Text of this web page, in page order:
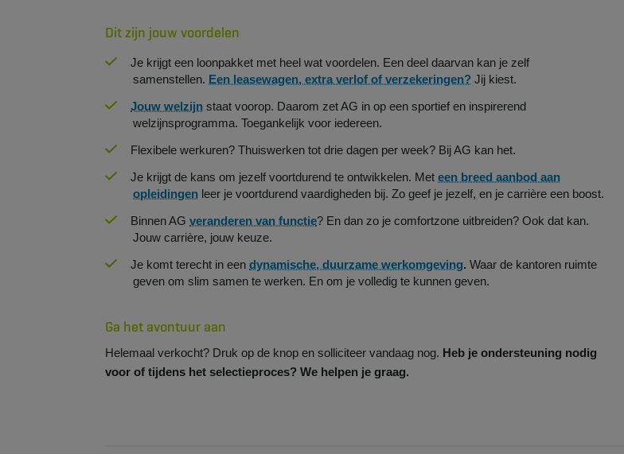
Dit zijn jouw voordelen
Je krijgt een loonpakket met heel wat voordelen. Een deel daarvan kan je zelf
samenstellen. Een leasewagen, extra verlof of verzekeringen? Jij kiest.
Jouw welzijn staat voorop. Daarom zet AG in op een sportief en inspirerend
welzijnsprogramma. Toegankelijk voor iedereen.
Flexibele werkuren? Thuiswerken tot drie dagen per week? Bij AG kan het.
Je krijgt de kans om jezelf voortdurend te ontwikkelen. Met een breed aanbod aan
opleidingen leer je voortdurend vaardigheden bij. Zo geef je jezelf, en je carrière een boost.
Binnen AG veranderen van functie? En dan zo je comfortzone uitbreiden? Ook dat kan.
Jouw carrière, jouw keuze.
Je komt terecht in een dynamische, duurzame werkomgeving. Waar de kantoren ruimte
geven om slim samen te werken. En om je volledig te kunnen geven.
Ga het avontuur aan
Helemaal verkocht? Druk op de knop en solliciteer vandaag nog. Heb je ondersteuning nodig
voor of tijdens het selectieproces? We helpen je graag.